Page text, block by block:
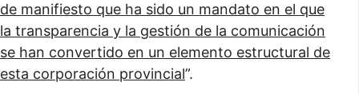
de manifiesto que ha sido un mandato en el que
la transparencia y la gestión de la comunicación
se han convertido en un elemento estructural de
esta corporación provincial”.